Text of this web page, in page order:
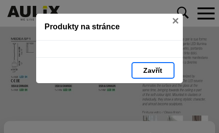
Produkty na stránce ×
Zavřít